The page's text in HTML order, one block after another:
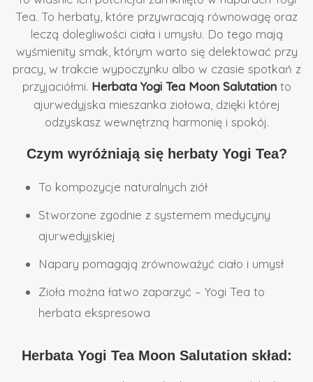
Tea. To herbaty, które przywracają równowagę oraz
leczą dolegliwości ciała i umysłu. Do tego mają
wyśmienity smak, którym warto się delektować przy
pracy, w trakcie wypoczynku albo w czasie spotkań z
przyjaciółmi. Herbata Yogi Tea Moon Salutationto
ajurwedyjska mieszanka ziołowa, dzięki której
odzyskasz wewnętrzną harmonię i spokój.
Czym wyróżniają się herbaty Yogi Tea?
To kompozycje naturalnych ziół
Stworzone zgodnie z systemem medycyny
ajurwedyjskiej
Napary pomagają zrównoważyć ciało i umysł
Zioła można łatwo zaparzyć – Yogi Tea to
herbata ekspresowa
Herbata Yogi Tea Moon Salutation skład: